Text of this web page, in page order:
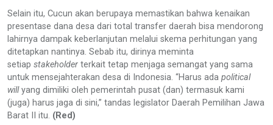
Selain itu, Cucun akan berupaya memastikan bahwa kenaikan
presentase dana desa dari total transfer daerah bisa mendorong
lahirnya dampak keberlanjutan melalui skema perhitungan yang
ditetapkan nantinya. Sebab itu, dirinya meminta
setiap stakeholder terkait tetap menjaga semangat yang sama
untuk mensejahterakan desa di Indonesia. “Harus ada political
willyang dimiliki oleh pemerintah pusat (dan) termasuk kami
(juga) harus jaga di sini,” tandas legislator Daerah Pemilihan Jawa
Barat II itu. (Red)